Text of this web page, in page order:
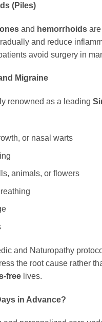
(Piles)
and hemorrhoids
and reduce
avoid surgery in
Migraine
renowned as a leading
or nasal warts
animals, or flowers
and Naturopathy
the root cause rather
free lives.
in Advance?